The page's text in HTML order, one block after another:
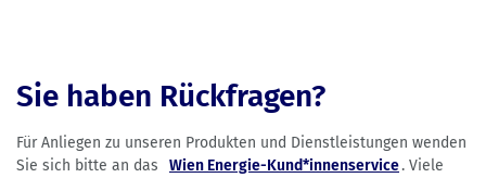
Sie haben Rückfragen?
Für Anliegen zu unseren Produkten und Dienstleistungen wenden
Sie sich bitte an das
Wien Energie-Kund*innenservice. Viele